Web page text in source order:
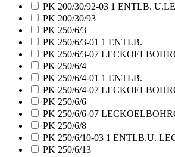
PK 200/30/92-03 1 ENTLB.
PK 200/30/93
PK 250/6/3
PK 250/6/3-01 1 ENTLB.
PK 250/6/3-07
PK 250/6/4
PK 250/6/4-01 1 ENTLB.
PK 250/6/4-07
PK 250/6/6
PK 250/6/6-07
PK 250/6/8
PK 250/6/10-03 1 ENTLB.U.
PK 250/6/13